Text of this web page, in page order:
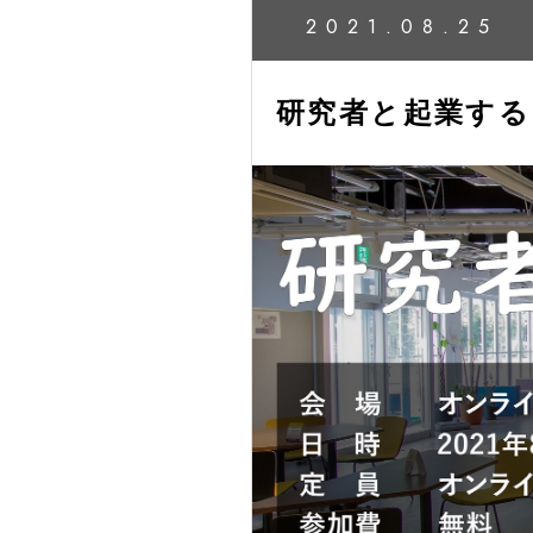
2021.08.25
研究者と起業す